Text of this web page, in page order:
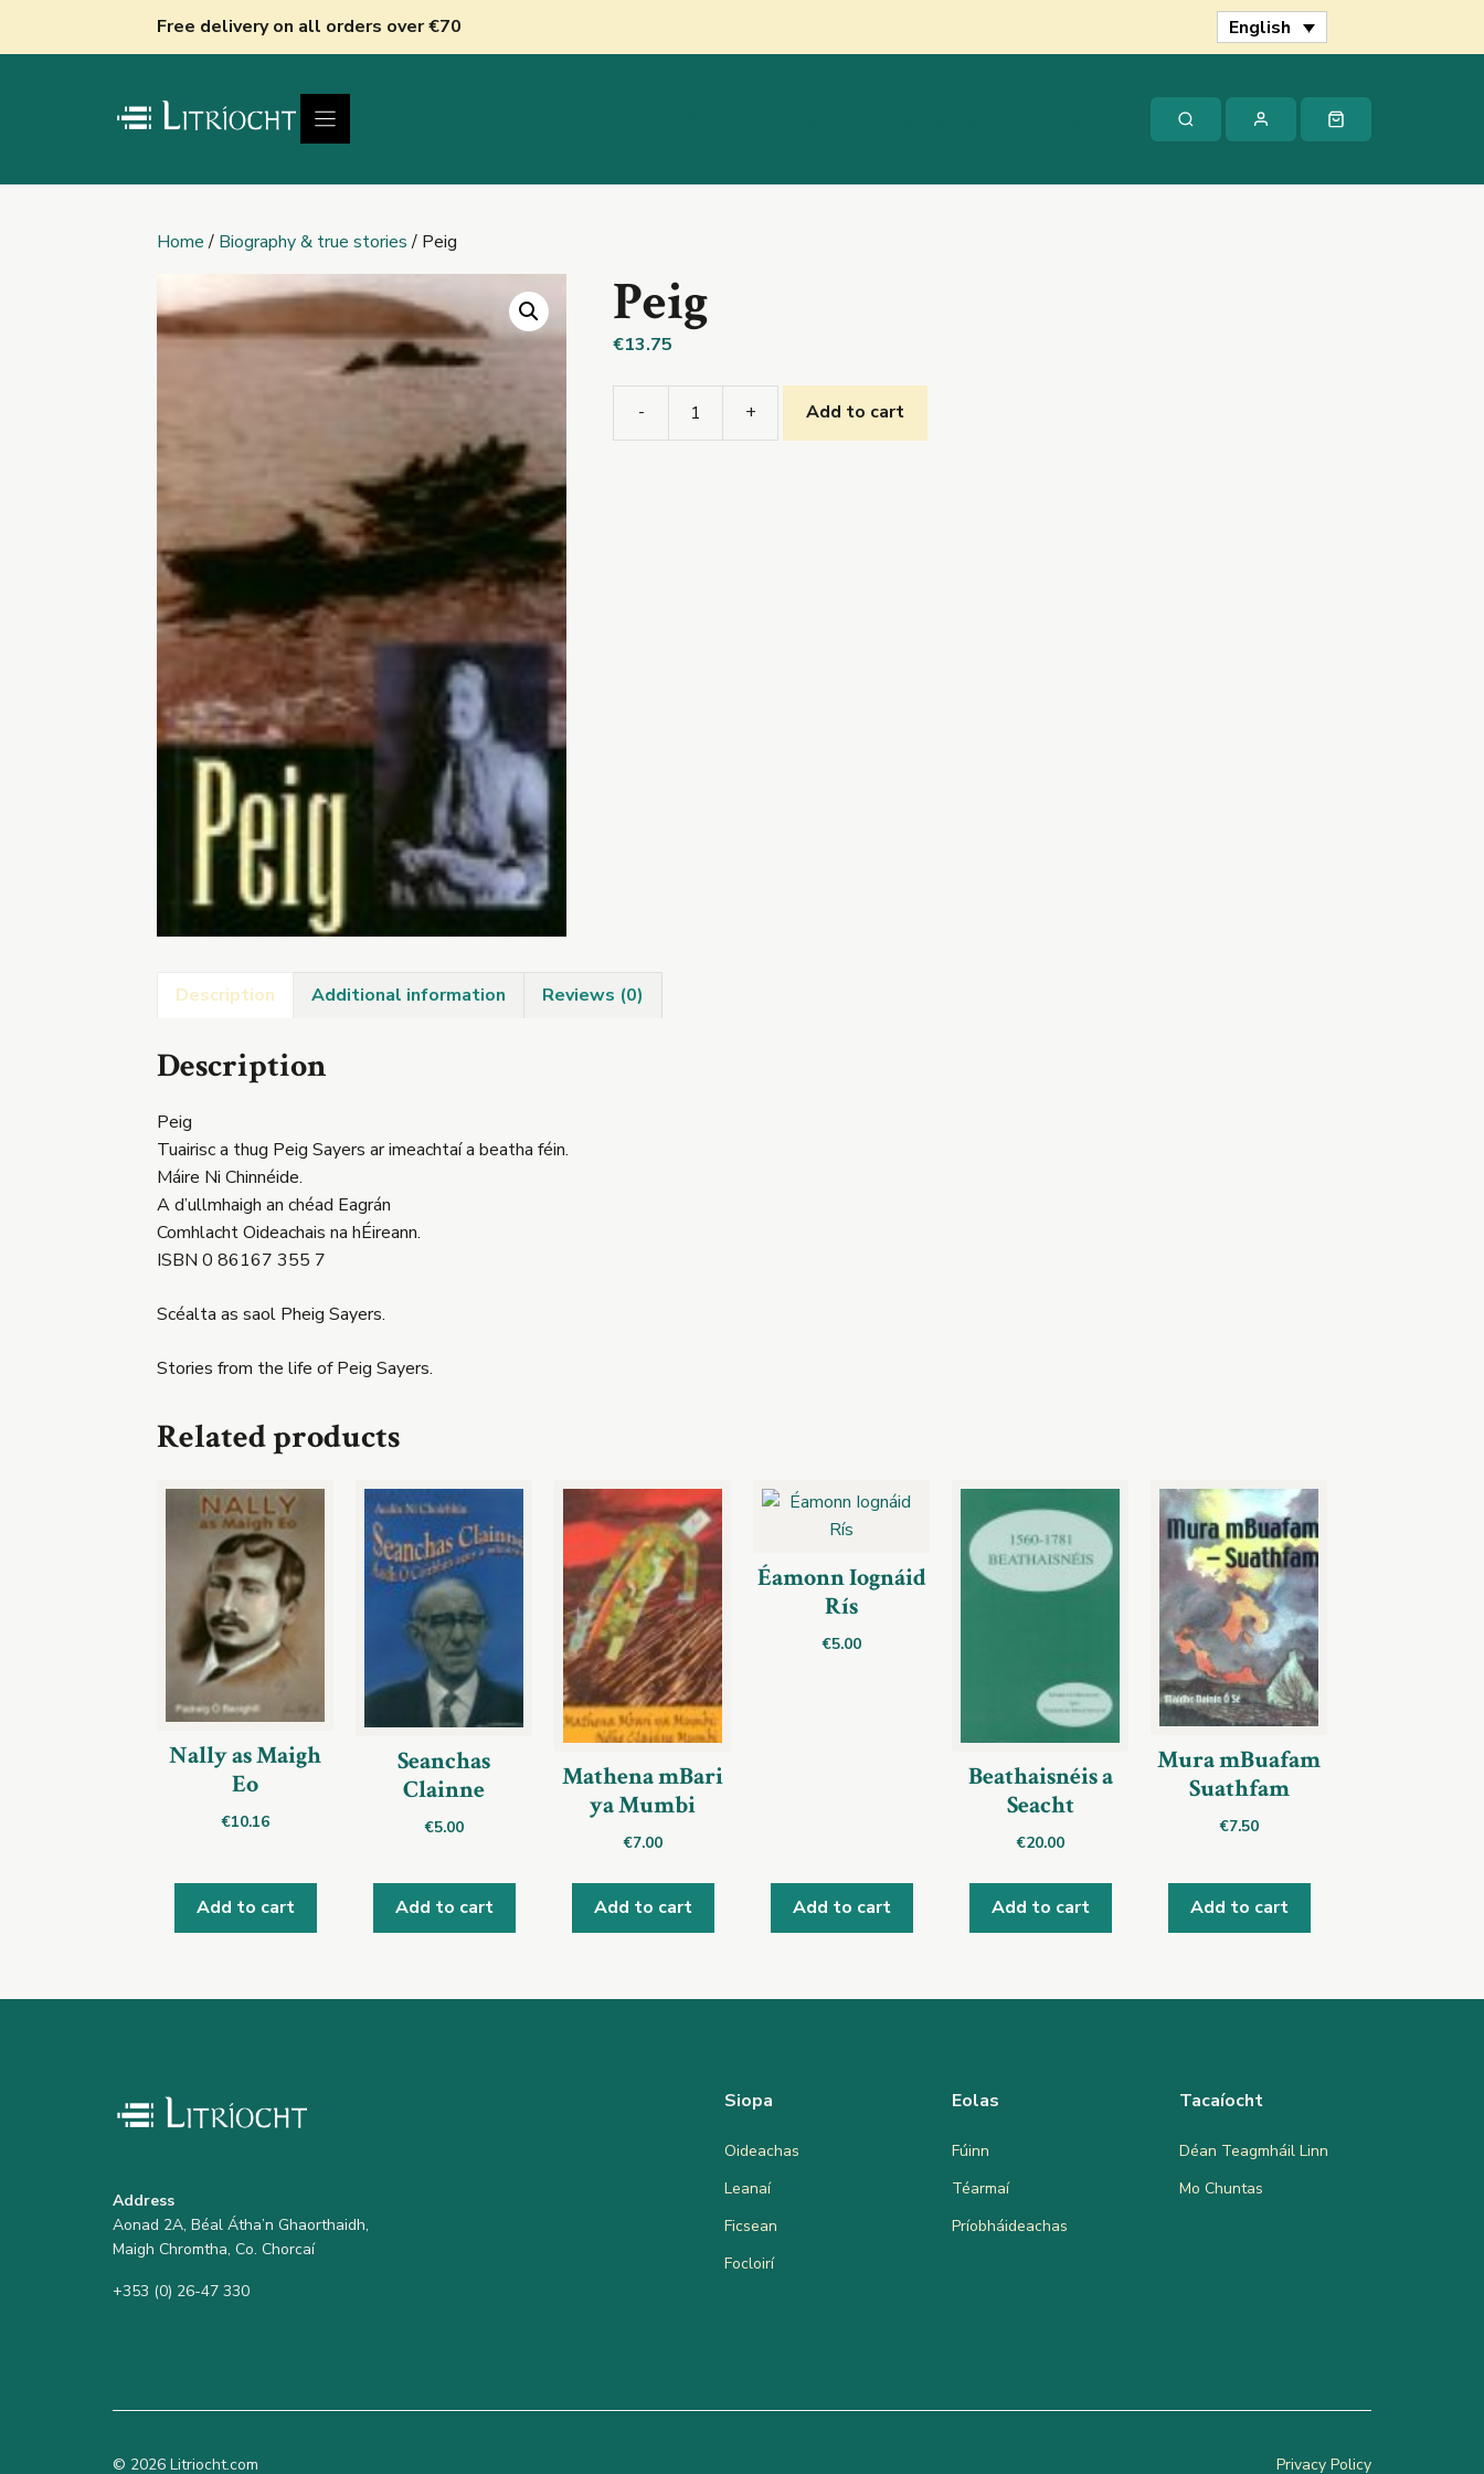
Free delivery on all orders over €70 English
Home/ Biography & true stories/ Peig
Peig
€13.75
- + Add to cart
Description Additional information Reviews (0)
Description
Peig
Tuairisc a thug Peig Sayers ar imeachtaí a beatha féin.
Máire Ni Chinnéide.
A d’ullmhaigh an chéad Eagrán
Comhlacht Oideachais na hÉireann.
ISBN 0 86167 355 7
Scéalta as saol Pheig Sayers.
Stories from the life of Peig Sayers.
Related products
Nally as Maigh
Eo
€10.16
Add to cart
Seanchas
Clainne
€5.00
Add to cart
Mathena mBari
ya Mumbi
€7.00
Add to cart
Éamonn Iognáid
Rís
€5.00
Add to cart
Beathaisnéis a
Seacht
€20.00
Add to cart
Mura mBuafam
Suathfam
€7.50
Add to cart
Address
Aonad 2A, Béal Átha’n Ghaorthaidh,
Maigh Chromtha, Co. Chorcaí
+353 (0) 26-47 330
Siopa
Oideachas
Leanaí
Ficsean
Focloirí
Eolas
Fúinn
Téarmaí
Príobháideachas
Tacaíocht
Déan Teagmháil Linn
Mo Chuntas
© 2026 Litriocht.com Privacy Policy